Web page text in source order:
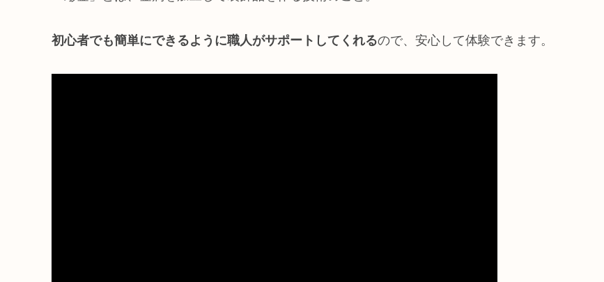
初心者でも簡単にできるように職人がサポートしてくれるので、安心して体験できます。